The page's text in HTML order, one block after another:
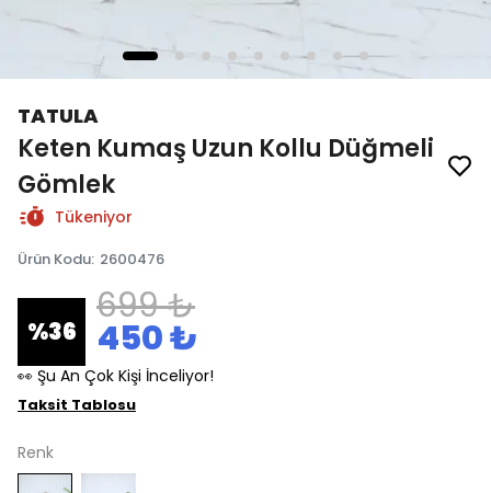
TATULA
Keten Kumaş Uzun Kollu Düğmeli
Gömlek
Tükeniyor
Ürün Kodu: 2600476
%36
699 ₺
450 ₺
👀 Şu An Çok Kişi İnceliyor!
Taksit Tablosu
Renk